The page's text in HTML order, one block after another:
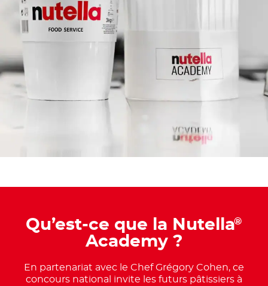
Qu’est-ce que la Nutella®
Academy ?​
En partenariat avec le Chef Grégory Cohen, ce
concours national invite les futurs pâtissiers à